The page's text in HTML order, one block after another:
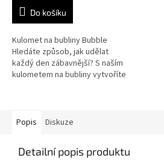
Do košíku
Kulomet na bubliny Bubble
Hledáte způsob, jak udělat
každý den zábavnější? S naším
kulometem na bubliny vytvoříte
Popis Diskuze
Detailní popis produktu